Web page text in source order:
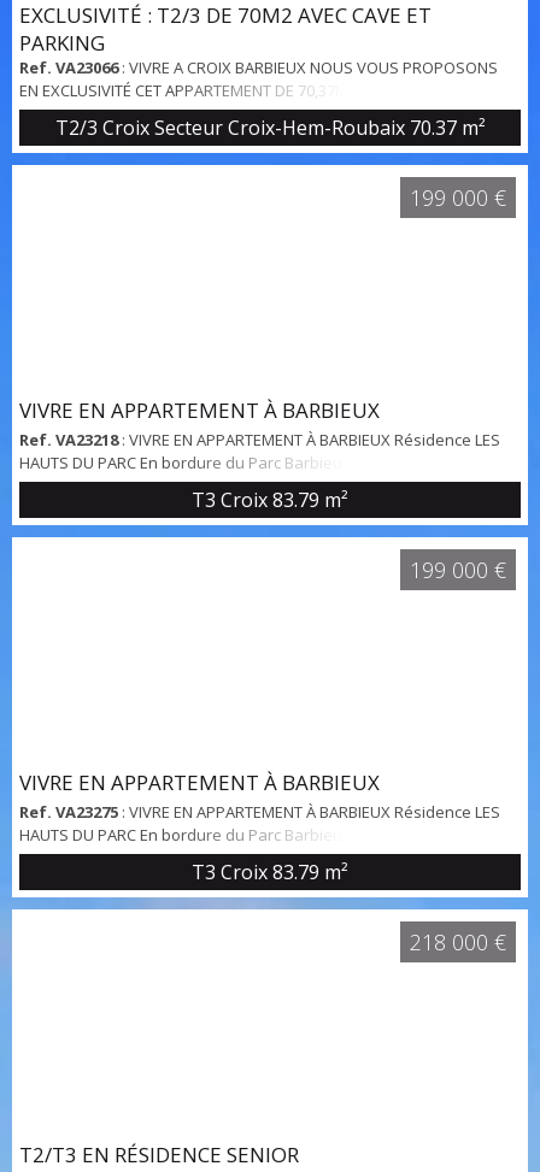
EXCLUSIVITÉ : T2/3 DE 70M2 AVEC CAVE ET
PARKING
Ref. VA23066: VIVRE A CROIX BARBIEUX NOUS VOUS PROPOSONS
EN EXCLUSIVITÉ CET APPARTEMENT DE 70,37M2 SIS AU PREMIER
ÉTAGE D'UNE RÉSIDENCE DE STANDING SÉCURISÉE AVEC CONCIERGE
ET PARC PRIVATIF. L'APPARTEMENT OFFRE UNE ENTRÉE DE 5,63M2, UN
GRAND SÉJOUR DE 27,37M2 DONNANT SUR UNE TERRASSE EXPOSÉE
OUEST DE 10M2, UN WC SÉPARÉ DE 1,26M2, UNE CUISINE A
AMÉNAGER ACTUELLEMENT UTILISÉE EN CHAMBRE DE 9,62M2, UN...
T2/3 Croix Secteur Croix-Hem-Roubaix 70.37 m²
VIVRE EN APPARTEMENT À BARBIEUX
Ref. VA23218: VIVRE EN APPARTEMENT À BARBIEUX Résidence LES
HAUTS DU PARC En bordure du Parc Barbieux, au sein d’une
résidence de standing sécurisée, découvrez ce bel appartement
cet appartement de 83,79 m² habitables bénéficie d’un agréable
balcon de 8 m² exposé sud-ouest. L’appartement s’ouvre sur une
entrée desservant un agréable séjour de 25,6m² baigné de lumière
T3 Croix83.79 m²
199 000 €
VIVRE EN APPARTEMENT À BARBIEUX
Ref. VA23275 : VIVRE EN APPARTEMENT À BARBIEUX Résidence LES
HAUTS DU PARC En bordure du Parc Barbieux, au sein d’une
résidence de standing sécurisée, découvrez ce bel appartement
cet appartement de 83,79 m² habitables bénéficie d’un agréable
balcon de 8 m² exposé sud-ouest. L’appartement s’ouvre sur une
entrée desservant un agréable séjour de 25,6m² baigné de lumière
T3 Croix83.79 m²
199 000 €
T2/T3 EN RÉSIDENCE SENIOR
218 000 €